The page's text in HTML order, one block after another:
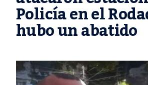
Policía en el
hubo un abatido